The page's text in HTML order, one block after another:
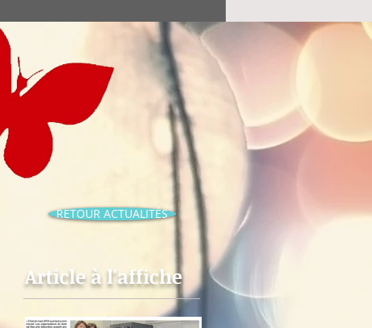
Article à l'affiche
RETOUR ACTUALITÉS